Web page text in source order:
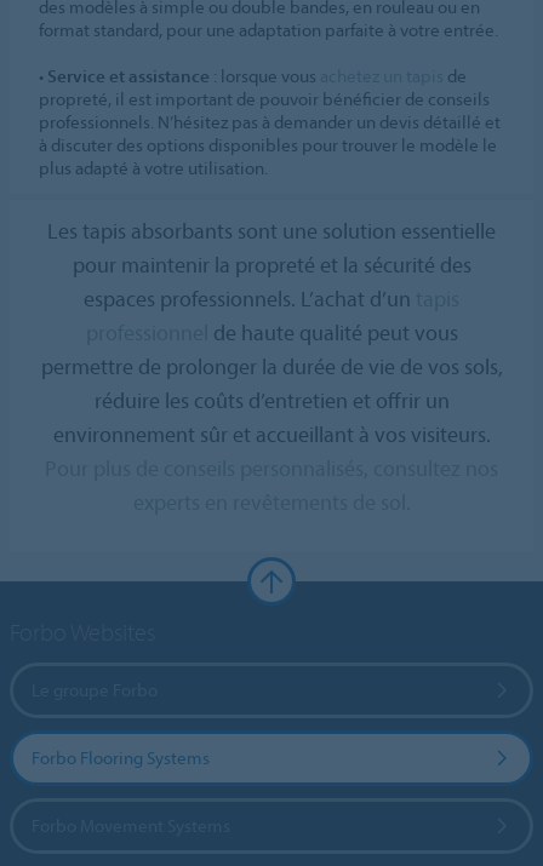
des modèles à simple ou double bandes, en rouleau ou en
format standard, pour une adaptation parfaite à votre entrée.
• Service et assistance : lorsque vous
de
propreté, il est important de pouvoir bénéficier de conseils
professionnels. N’hésitez pas à demander un devis détaillé et
à discuter des options disponibles pour trouver le modèle le
plus adapté à votre utilisation.
Les tapis absorbants sont une solution essentielle
pour maintenir la propreté et la sécurité des
espaces professionnels. L’achat d’un
de haute qualité peut vous
permettre de prolonger la durée de vie de vos sols,
réduire les coûts d’entretien et offrir un
environnement sûr et accueillant à vos visiteurs.
Forbo Flooring Systems